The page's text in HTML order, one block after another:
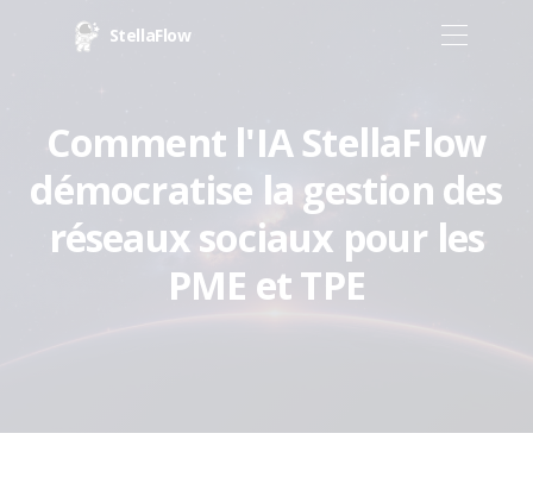
StellaFlow
Comment l'IA StellaFlow
démocratise la gestion des
réseaux sociaux pour les
PME et TPE